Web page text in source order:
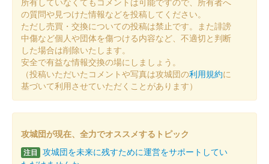
販売終了
沼田城跡 御城印 七五三
販売終了
沼田城跡 御城印 旧暦（霜月） 2025年版
販売終了
の質問や見つけた情報などを投稿してください。
ただし売買・交換についての投稿は禁止です。また誹謗
中傷など個人や団体を傷つける内容など、不適切と判断
した場合は削除いたします。
安全で有益な情報交換の場にしましょう。
（投稿いただいたコメントや写真は攻城団の利用規約に
基づいて利用させていただくことがあります）
攻城団が現在、全力でオススメするトピック
注目 攻城団を未来に残すために運営をサポートしてい